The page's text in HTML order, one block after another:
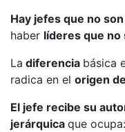
Hay jefes que no
haber líderes que no
La diferencia básica
radica en el origen
El jefe recibe su
jerárquica que